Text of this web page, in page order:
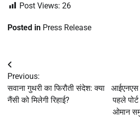
Post Views: 26
Posted in Press Release
Post
navigation
Previous:
सवाना गुथरी का फिरौती संदेश: क्या
नैंसी को मिलेगी रिहाई?
आईएनएस
पहले
ओमान